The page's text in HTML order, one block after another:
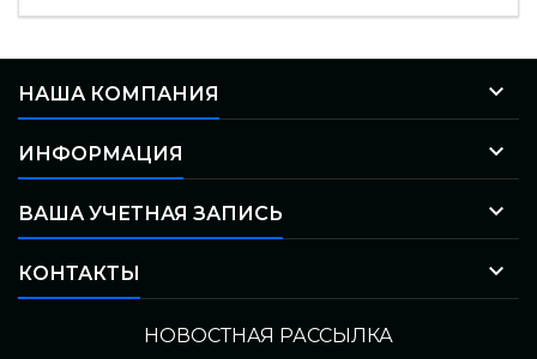
НАША КОМПАНИЯ 
ИНФОРМАЦИЯ 
ВАША УЧЕТНАЯ ЗАПИСЬ 
КОНТАКТЫ 
НОВОСТНАЯ РАССЫЛКА